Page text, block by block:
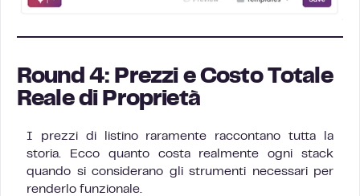
Round 4: Prezzi e Costo Totale
Reale di Proprietà
I prezzi di listino raramente raccontano tutta la
storia. Ecco quanto costa realmente ogni stack
quando si considerano gli strumenti necessari per
renderlo funzionale.